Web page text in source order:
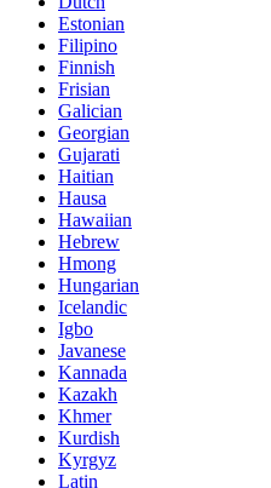
Estonian
Filipino
Finnish
Frisian
Galician
Georgian
Gujarati
Haitian
Hausa
Hawaiian
Hebrew
Hmong
Hungarian
Icelandic
Igbo
Javanese
Kannada
Kazakh
Khmer
Kurdish
Kyrgyz
Latin